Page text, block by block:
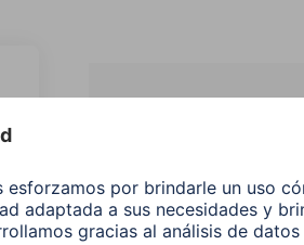
¿No
producto
buscas?